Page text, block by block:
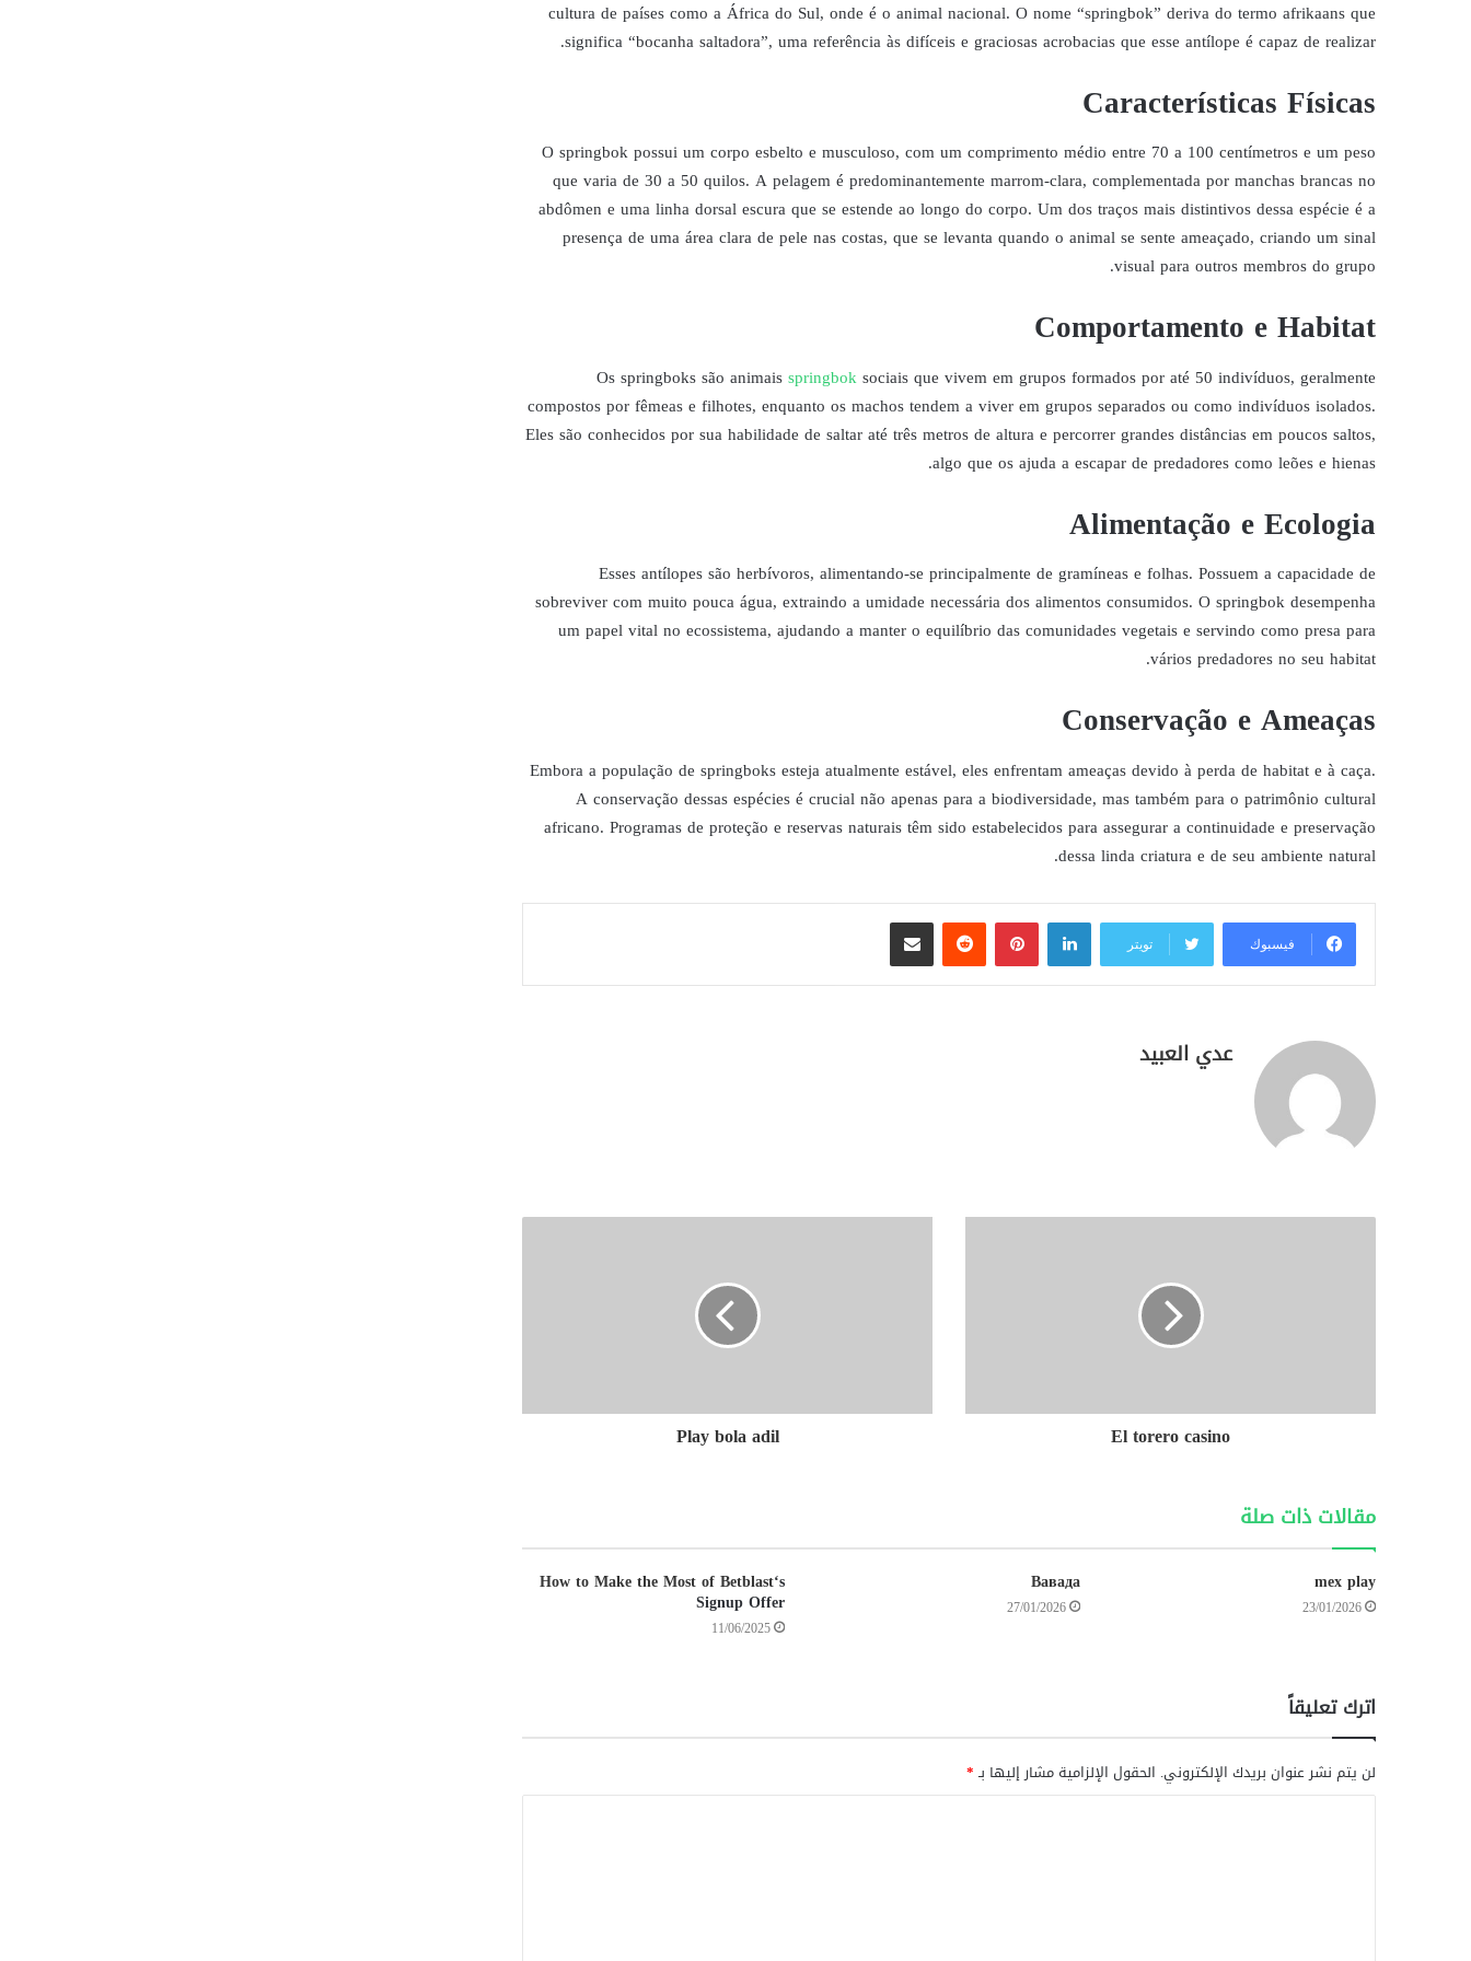
cultura de países como a África do Sul, onde é o animal nacional. O nome “springbok” deriva do termo afrikaans que
significa “bocanha saltadora”, uma referência às difíceis e graciosas acrobacias que esse antílope é capaz de realizar.
Características Físicas
O springbok possui um corpo esbelto e musculoso, com um comprimento médio entre 70 a 100 centímetros e um peso
que varia de 30 a 50 quilos. A pelagem é predominantemente marrom-clara, complementada por manchas brancas no
abdômen e uma linha dorsal escura que se estende ao longo do corpo. Um dos traços mais distintivos dessa espécie é a
presença de uma área clara de pele nas costas, que se levanta quando o animal se sente ameaçado, criando um sinal
visual para outros membros do grupo.
Comportamento e Habitat
Os springboks são animaisspringboksociais que vivem em grupos formados por até 50 indivíduos, geralmente
compostos por fêmeas e filhotes, enquanto os machos tendem a viver em grupos separados ou como indivíduos isolados.
Eles são conhecidos por sua habilidade de saltar até três metros de altura e percorrer grandes distâncias em poucos saltos,
algo que os ajuda a escapar de predadores como leões e hienas.
Alimentação e Ecologia
Esses antílopes são herbívoros, alimentando-se principalmente de gramíneas e folhas. Possuem a capacidade de
sobreviver com muito pouca água, extraindo a umidade necessária dos alimentos consumidos. O springbok desempenha
um papel vital no ecossistema, ajudando a manter o equilíbrio das comunidades vegetais e servindo como presa para
vários predadores no seu habitat.
Conservação e Ameaças
Embora a população de springboks esteja atualmente estável, eles enfrentam ameaças devido à perda de habitat e à caça.
A conservação dessas espécies é crucial não apenas para a biodiversidade, mas também para o patrimônio cultural
africano. Programas de proteção e reservas naturais têm sido estabelecidos para assegurar a continuidade e preservação
dessa linda criatura e de seu ambiente natural.
فيسبوك تويتر
لينكدإن بينتيريست مشاركة عبر البريد
عدي العبيد
El torero casino
Play bola adil
مقالات ذات صلة
mex play
23/01/2026
Вавада
27/01/2026
How to Make the Most ofBetblast‘s
Signup Offer
11/06/2025
اترك تعليقاً
لن يتم نشر عنوان بريدك الإلكتروني. الحقول الإلزامية مشار إليها بـ*